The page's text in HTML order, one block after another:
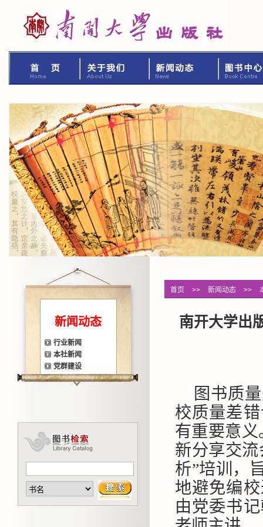
新闻动态
行业新闻
本社新闻
党群建设
首页 >> 新闻动态 >>
南开大学出
图书质
校质量差
有重要意
新分享交
析”培训，
地避免编
由党委书